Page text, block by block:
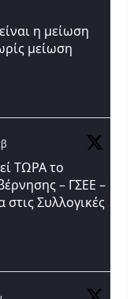
η μείωση
μείωση
ΤΩΡΑ το
– ΓΣΕΕ –
Συλλογικές